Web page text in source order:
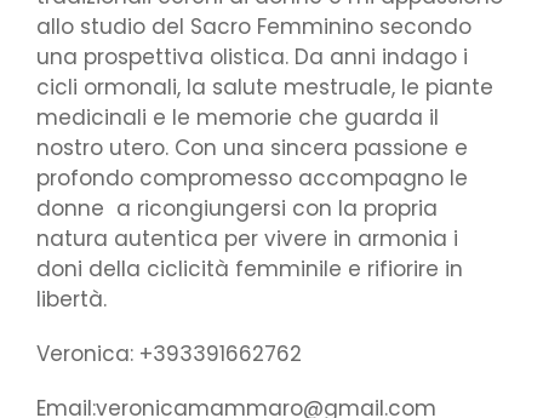
allo studio del Sacro Femminino secondo
una prospettiva olistica. Da anni indago i
cicli ormonali, la salute mestruale, le piante
medicinali e le memorie che guarda il
nostro utero. Con una sincera passione e
profondo compromesso accompagno le
donne a ricongiungersi con la propria
natura autentica per vivere in armonia i
doni della ciclicità femminile e rifiorire in
libertà.
Veronica: +393391662762
Email:veronicamammaro@gmail.com